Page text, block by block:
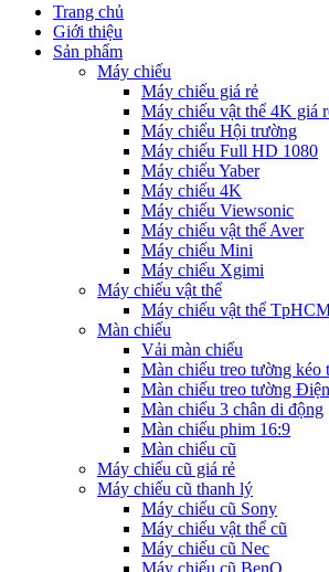
Trang chủ
Giới thiệu
Sản phẩm
Máy chiếu
Máy chiếu giá rẻ
Máy chiếu vật thể 4K giá
Máy chiếu Hội trường
Máy chiếu Full HD 1080
Máy chiếu Yaber
Máy chiếu 4K
Máy chiếu Viewsonic
Máy chiếu vật thể Aver
Máy chiếu Mini
Máy chiếu Xgimi
Máy chiếu vật thể
Máy chiếu vật thể
Màn chiếu
Vải màn chiếu
Màn chiếu treo tường kéo
Màn chiếu treo tường
Màn chiếu 3 chân di động
Màn chiếu phim 16:9
Màn chiếu cũ
Máy chiếu cũ giá rẻ
Máy chiếu cũ thanh lý
Máy chiếu cũ Sony
Máy chiếu vật thể cũ
Máy chiếu cũ Nec
Máy chiếu cũ BenQ